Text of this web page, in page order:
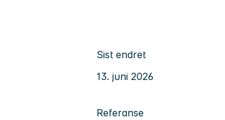
Sist endret
13. juni 2026
Referanse